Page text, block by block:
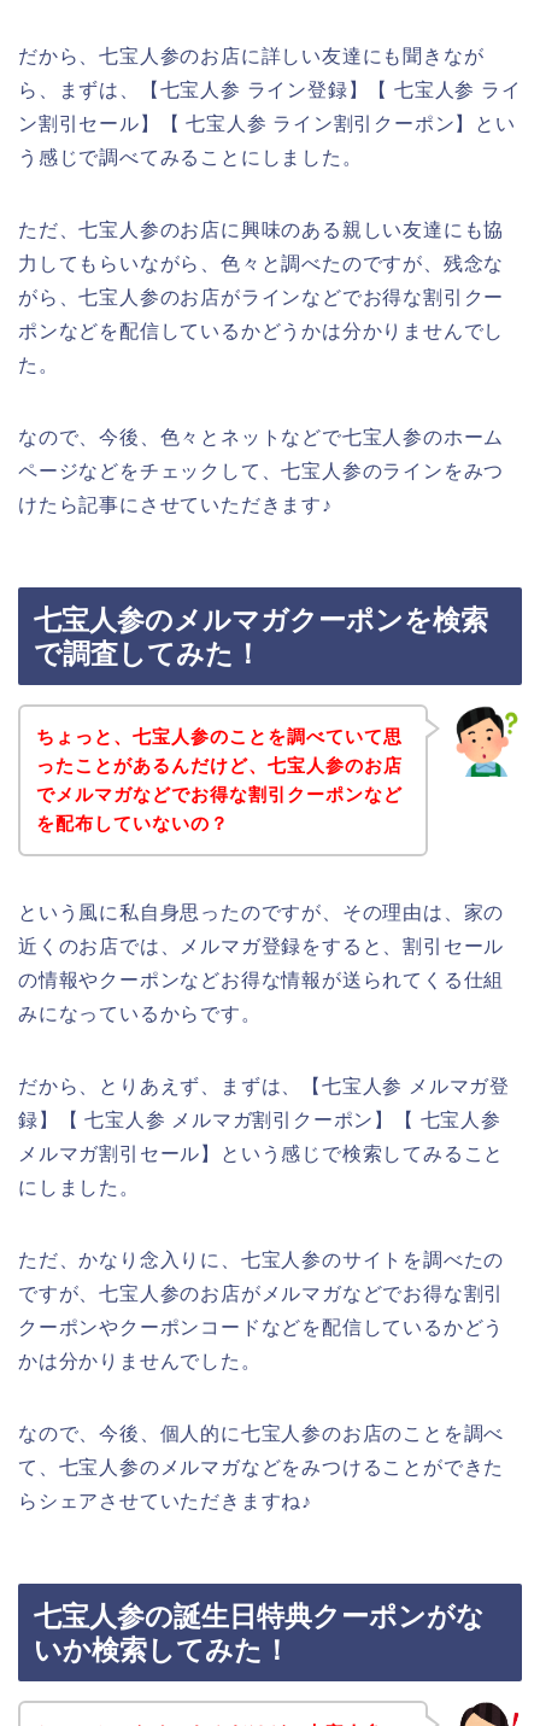
だから、七宝人参のお店に詳しい友達にも聞きなが
ら、まずは、【七宝人参 ライン登録】【 七宝人参 ライ
ン割引セール】【 七宝人参 ライン割引クーポン】とい
う感じで調べてみることにしました。
ただ、七宝人参のお店に興味のある親しい友達にも協
力してもらいながら、色々と調べたのですが、残念な
がら、七宝人参のお店がラインなどでお得な割引クー
ポンなどを配信しているかどうかは分かりませんでし
た。
なので、今後、色々とネットなどで七宝人参のホーム
ページなどをチェックして、七宝人参のラインをみつ
けたら記事にさせていただきます♪
七宝人参のメルマガクーポンを検索
で調査してみた！
ちょっと、七宝人参のことを調べていて思
ったことがあるんだけど、七宝人参のお店
でメルマガなどでお得な割引クーポンなど
を配布していないの？
という風に私自身思ったのですが、その理由は、家の
近くのお店では、メルマガ登録をすると、割引セール
の情報やクーポンなどお得な情報が送られてくる仕組
みになっているからです。
だから、とりあえず、まずは、【七宝人参 メルマガ登
録】【 七宝人参 メルマガ割引クーポン】【 七宝人参
メルマガ割引セール】という感じで検索してみること
にしました。
ただ、かなり念入りに、七宝人参のサイトを調べたの
ですが、七宝人参のお店がメルマガなどでお得な割引
クーポンやクーポンコードなどを配信しているかどう
かは分かりませんでした。
なので、今後、個人的に七宝人参のお店のことを調べ
て、七宝人参のメルマガなどをみつけることができた
らシェアさせていただきますね♪
七宝人参の誕生日特典クーポンがな
いか検索してみた！